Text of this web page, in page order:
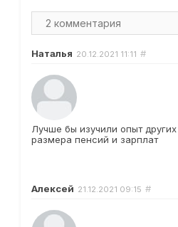
Наталья 20.12.2021 11:11 #
Лучше бы изучили опыт
размера пенсий и зарплат
Алексей 21.12.2021 09:15 #